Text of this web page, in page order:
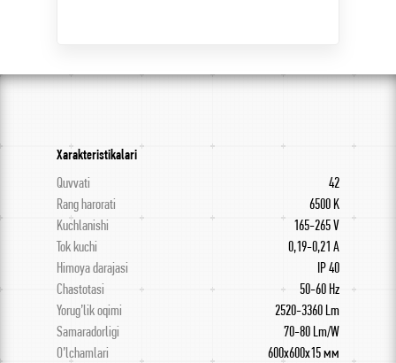
Xarakteristikalari
Quvvati
42
Rang harorati
6500 K
Kuchlanishi
165-265 V
Tok kuchi
0,19-0,21 A
Himoya darajasi
IP 40
Chastotasi
50-60 Hz
Yorug’lik oqimi
2520-3360 Lm
Samaradorligi
70-80 Lm/W
O’lchamlari
600x600x15 мм